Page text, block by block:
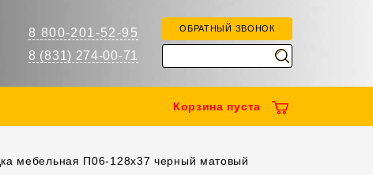
8 800-201-52-95
8 (831) 274-00-71
ОБРАТНЫЙ ЗВОНОК
Корзина пуста
мебельная П06-128х37 черный матовый